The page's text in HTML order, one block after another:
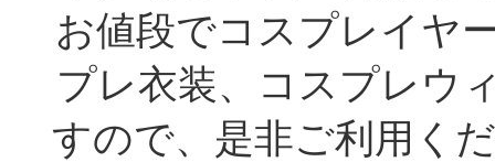
お値段でコスプレイヤ
プレ衣装、コスプレウ
すので、是非ご利用く